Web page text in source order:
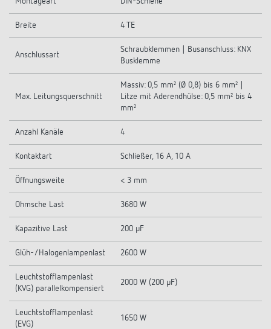
Breite 4 TE
Anschlussart
Schraubklemmen | Busanschluss: KNX
Busklemme
Max. Leitungsquerschnitt
Massiv: 0,5 mm² (Ø 0,8) bis 6 mm² |
Litze mit Aderendhülse: 0,5 mm² bis 4
mm²
Anzahl Kanäle 4
Kontaktart Schließer, 16 A, 10 A
Öffnungsweite < 3 mm
Ohmsche Last 3680 W
Kapazitive Last 200 µF
Glüh-/Halogenlampenlast 2600 W
Leuchtstofflampenlast
(KVG) parallelkompensiert
2000 W (200 µF)
Leuchtstofflampenlast
(EVG)
1650 W